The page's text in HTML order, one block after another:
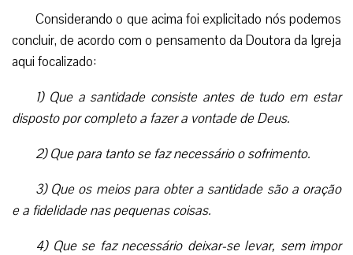
Considerando o que acima foi explicitado nós podemos
concluir, de acordo com o pensamento da Doutora da Igreja
aqui focalizado:
1) Que a santidade consiste antes de tudo em estar
disposto por completo a fazer a vontade de Deus.
2) Que para tanto se faz necessário o sofrimento.
3) Que os meios para obter a santidade são a oração
e a fidelidade nas pequenas coisas.
4) Que se faz necessário deixar-se levar, sem impor